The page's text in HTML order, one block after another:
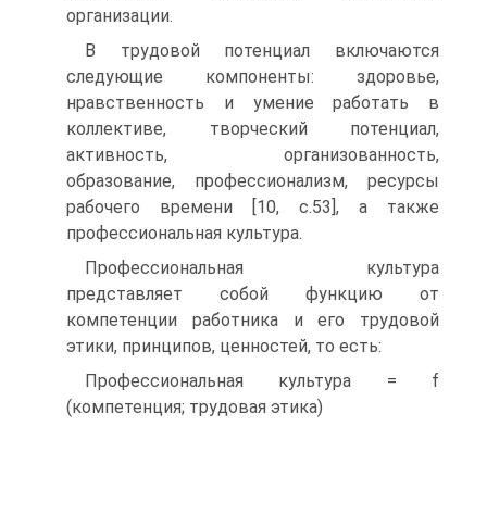
организации.
В трудовой потенциал включаются
следующие компоненты: здоровье,
нравственность и умение работать в
коллективе, творческий потенциал,
активность, организованность,
образование, профессионализм, ресурсы
рабочего времени [10, с.53], а также
профессиональная культура.
Профессиональная культура
представляет собой функцию от
компетенции работника и его трудовой
этики, принципов, ценностей, то есть:
Профессиональная культура = f
(компетенция; трудовая этика)